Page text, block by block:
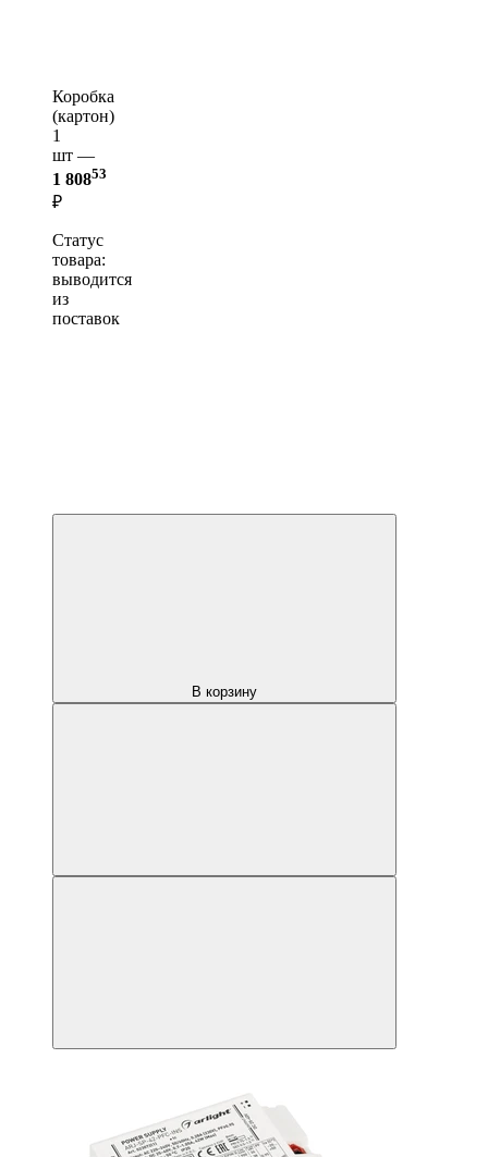
Коробка
(картон)
1
шт —
1 80853
₽
Статус
товара:
выводится
из
поставок
В корзину